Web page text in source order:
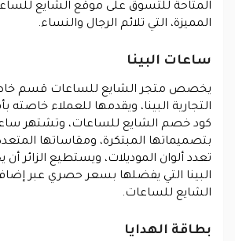
المتاحة للتسوق على موقع الشايع
المميزة، التي تلائم الرجال والنساء.
ساعات البينا
يخصص متجر الشايع للساعات قسم
التجارية البينا، ويقدمها للعملاء خاصته
كود خصم الشايع للساعات، وتشتهر
بتصميماتها المبتكرة، ومقاساتها
تعدد ألوان الموديلات، ويستطيع الزائر
البينا التي يفضلها بسعر حصري عبر
الشايع للساعات.
بطاقة الهدايا